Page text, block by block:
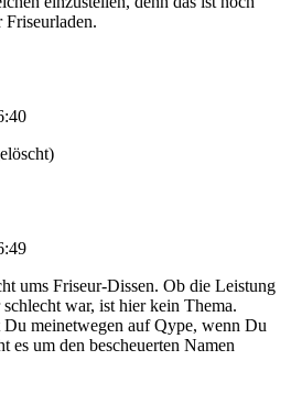
Friseurladen.
ums Friseur-Dissen. Ob die Leistung
war, ist hier kein Thema.
Du meinetwegen auf Qype, wenn Du
es um den bescheuerten Namen